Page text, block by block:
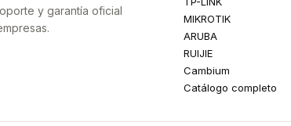
y garantía oficial
MIKROTIK
ARUBA
RUIJIE
Cambium
Catálogo completo